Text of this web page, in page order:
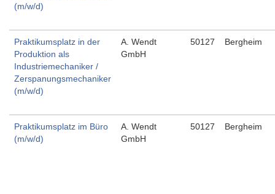
(m/w/d)
Praktikumsplatz in der
Produktion als
Industriemechaniker /
Zerspanungsmechaniker
(m/w/d)
A. Wendt
GmbH
50127 Bergheim
Praktikumsplatz im Büro
(m/w/d)
A. Wendt
GmbH
50127 Bergheim